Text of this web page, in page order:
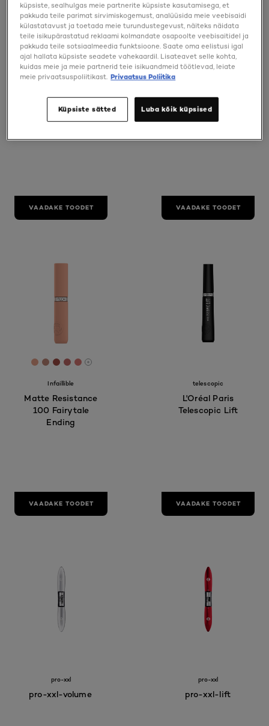
[Color]: #3e261d
[Color]: #553e36
Brow Color 3.0
Dark Brunette
VAADAKE TOODET
RIPSMETUŠŠ
VAADAKE TOODET
[Color]: #E8A289
[Color]: #BF8777
[Color]: #A14C45
[Color]: #C16967
[Color]: #DC7974
More shades are available
Infaillible
Matte Resistance
100 Fairytale
Ending
VAADAKE TOODET
telescopic
L'Oréal Paris
Telescopic Lift
VAADAKE TOODET
pro-xxl
pro-xxl-volume
pro-xxl
pro-xxl-lift
küpsiste, sealhulgas meie partnerite küpsiste kasutamisega, et
pakkuda teile parimat sirvimiskogemust, analüüsida meie veebisaidi
külastatavust ja toetada meie turundustegevust, näiteks näidata
teile isikupärastatud reklaami kolmandate osapoolte veebisaitidel ja
pakkuda teile sotsiaalmeedia funktsioone. Saate oma eelistusi igal
ajal hallata küpsiste seadete vahekaardil. Lisateavet selle kohta,
kuidas meie ja meie partnerid teie isikuandmeid töötlevad, leiate
meie privaatsuspoliitikast. Privaatsus Poliitika
Küpsiste sätted Luba kõik küpsised